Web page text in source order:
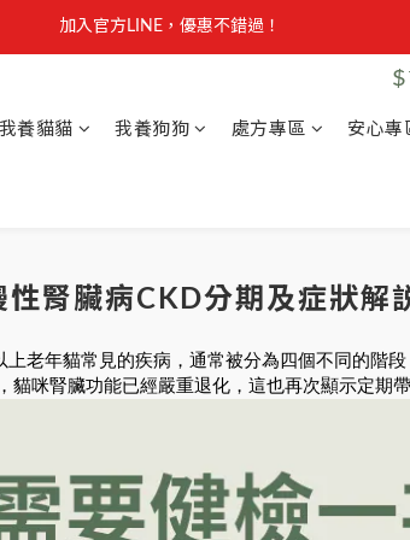
聲明】 獸研所全品項未使用問題油品，點我看詳情 →
加入官方LINE，優惠不錯過！
聲明】 獸研所全品項未使用問題油品，點我看詳情 →$
我養貓貓 我養狗狗 處方專區 安心專
性腎臟病CKD分期及症狀解
老年貓常見的疾病，通常被分為四個不同的階
咪腎臟功能已經嚴重退化，這也再次顯示定期